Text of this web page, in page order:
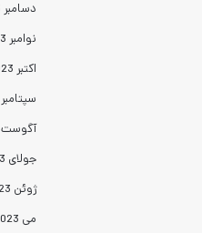
دسامبر 2023
نوامبر 2023
اکتبر 2023
سپتامبر 2023
آگوست 2023
جولای 2023
ژوئن 2023
می 2023